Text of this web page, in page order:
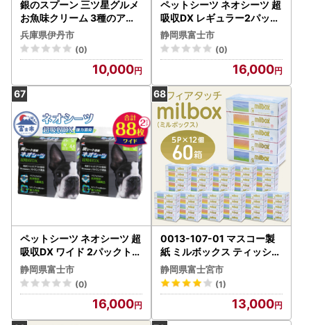
銀のスプーン 三ツ星グルメ
お魚味クリーム 3種のアソ
ートセット ペットフード
兵庫県伊丹市
(0)
10,000
ペットシーツ ネオシーツ 超
吸収DX レギュラー2パック
トイレシーツ ペットシート
活性炭 カーボン 消臭 超吸
収 犬 ペット用品 ペット 消
耗品 コーチョー 富士市 [sf
002-366]
静岡県富士市
(0)
16,000
ペットシーツ ネオシーツ 超
吸収DX ワイド 2パックトイ
レシーツ ペットシート 活性
炭 カーボン 消臭 超吸収 犬
ペット用品 ペット 消耗品
コーチョー 富士市 [sf002-
367]
静岡県富士市
(0)
16,000
0013-107-01 マスコー製
紙 ミルボックス ティッシュ
ペーパー 180組×5箱×12パ
ック (60箱)
静岡県富士宮市
(1)
13,000